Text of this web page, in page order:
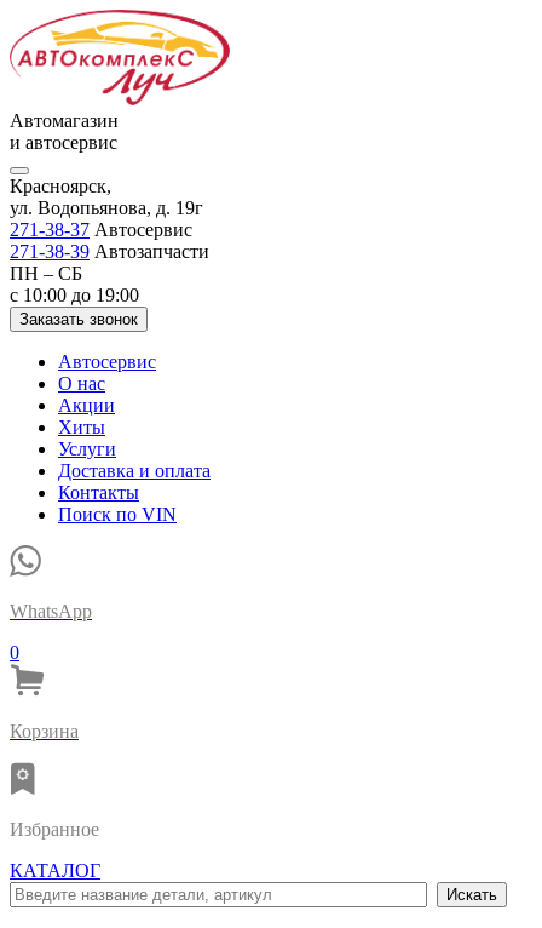
Автомагазин
и автосервис
Красноярск,
ул. Водопьянова, д. 19г
271-38-37 Автосервис
271-38-39 Автозапчасти
ПН – СБ
с 10:00 до 19:00
Заказать звонок
Автосервис
О нас
Акции
Хиты
Услуги
Доставка и оплата
Контакты
Поиск по VIN
WhatsApp
0
Корзина
Избранное
КАТАЛОГ